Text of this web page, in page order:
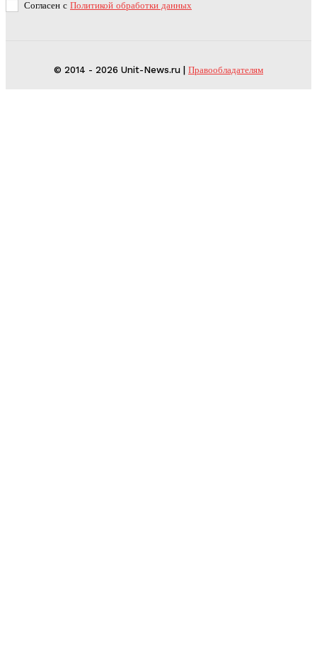
Согласен с Политикой обработки данных
© 2014 - 2026 Unit-News.ru | Правообладателям